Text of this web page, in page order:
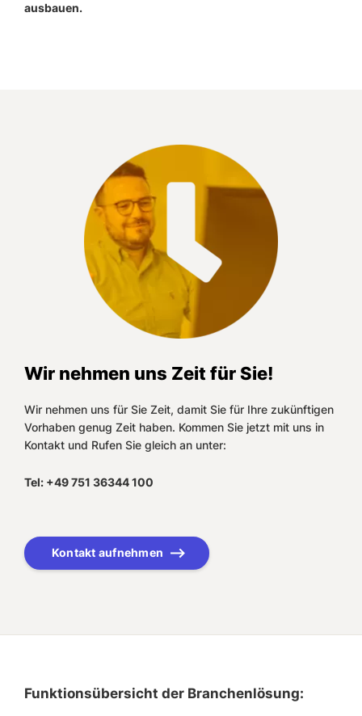
ausbauen.
Wir nehmen uns Zeit für Sie!
Wir nehmen uns für Sie Zeit, damit Sie für Ihre zukünftigen
Vorhaben genug Zeit haben. Kommen Sie jetzt mit uns in
Kontakt und Rufen Sie gleich an unter:
Tel: +49 751 36344 100
Kontakt aufnehmen
Funktionsübersicht der Branchenlösung: